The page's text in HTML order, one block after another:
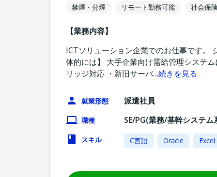
禁煙・分煙
リモート勤務可能 社会保
【業務内容】
ICTソリューション企業でのお仕事です。
体的には】 大手企業向け需給管理システ
リッジ対応 ・新旧サーバ…続きを見る
就業形態 派遣社員
職種 SE/PG(業務/基幹システム
スキル C言語 Oracle Excel